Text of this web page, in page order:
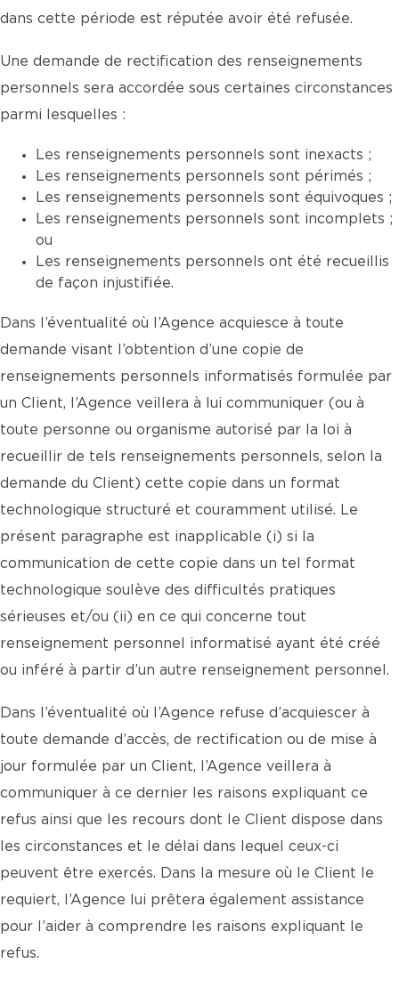
dans cette période est réputée avoir été refusée.
Une demande de rectification des renseignements
personnels sera accordée sous certaines circonstances
parmi lesquelles :
Les renseignements personnels sont inexacts ;
Les renseignements personnels sont périmés ;
Les renseignements personnels sont équivoques ;
Les renseignements personnels sont incomplets ;
ou
Les renseignements personnels ont été recueillis
de façon injustifiée.
Dans l’éventualité où l’Agence acquiesce à toute
demande visant l’obtention d’une copie de
renseignements personnels informatisés formulée par
un Client, l’Agence veillera à lui communiquer (ou à
toute personne ou organisme autorisé par la loi à
recueillir de tels renseignements personnels, selon la
demande du Client) cette copie dans un format
technologique structuré et couramment utilisé. Le
présent paragraphe est inapplicable (i) si la
communication de cette copie dans un tel format
technologique soulève des difficultés pratiques
sérieuses et/ou (ii) en ce qui concerne tout
renseignement personnel informatisé ayant été créé
ou inféré à partir d’un autre renseignement personnel.
Dans l’éventualité où l’Agence refuse d’acquiescer à
toute demande d’accès, de rectification ou de mise à
jour formulée par un Client, l’Agence veillera à
communiquer à ce dernier les raisons expliquant ce
refus ainsi que les recours dont le Client dispose dans
les circonstances et le délai dans lequel ceux-ci
peuvent être exercés. Dans la mesure où le Client le
requiert, l’Agence lui prêtera également assistance
pour l’aider à comprendre les raisons expliquant le
refus.